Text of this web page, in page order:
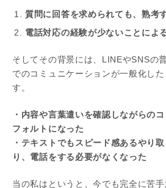
質問に回答を求められても、熟考
電話対応の経験が少ないことによ
そしてその背景には、LINEやSNSの
でのコミュニケーションが一般化し
す。
・内容や言葉遣いを確認しながらの
フォルトになった
・テキストでもスピード感あるやり
り、電話をする必要がなくなった
当の私はというと、今でも完全に苦